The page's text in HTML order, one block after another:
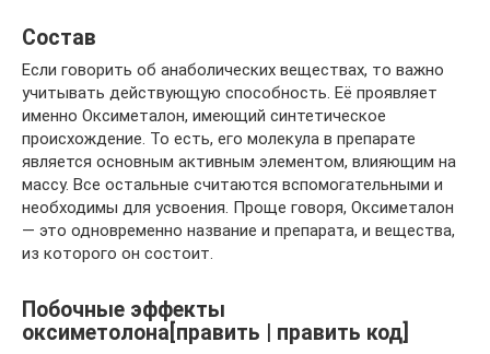
Состав
Если говорить об анаболических веществах, то важно
учитывать действующую способность. Её проявляет
именно Оксиметалон, имеющий синтетическое
происхождение. То есть, его молекула в препарате
является основным активным элементом, влияющим на
массу. Все остальные считаются вспомогательными и
необходимы для усвоения. Проще говоря, Оксиметалон
— это одновременно название и препарата, и вещества,
из которого он состоит.
Побочные эффекты
оксиметолона[править | править код]